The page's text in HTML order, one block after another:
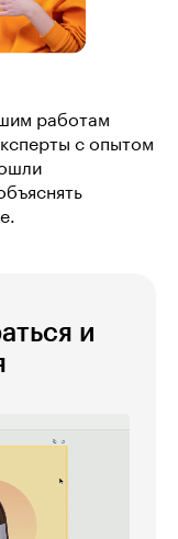
работам
с опытом
и